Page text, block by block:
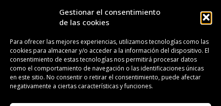
Gestionar el consentimiento
de las cookies
Para ofrecer las mejores experiencias, utilizamos tecnologías como las
cookies para almacenar y/o acceder a la información del dispositivo. El
consentimiento de estas tecnologías nos permitirá procesar datos
como el comportamiento de navegación o las identificaciones únicas
en este sitio. No consentir o retirar el consentimiento, puede afectar
negativamente a ciertas características y funciones.
¡SUSCRÍBETE A NUESTRA FASHION NEWS!
CONTACTO REDACCIÓN PUBLICIDAD
ISSN 2385-4839 DL B 27443-2014